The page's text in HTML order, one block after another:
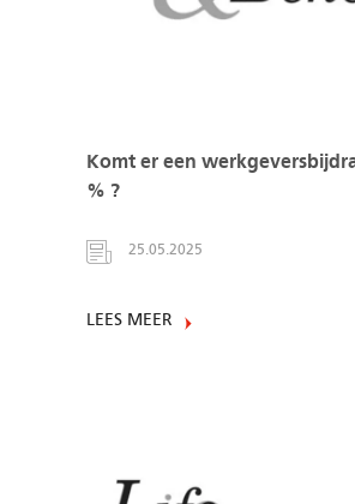
Komt er een
% ?
25.05.2025
LEES MEER